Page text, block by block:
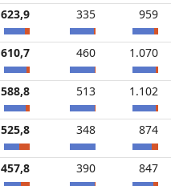
623,9 335 959
610,7 460 1.070
588,8 513 1.102
525,8 348 874
457,8 390 847